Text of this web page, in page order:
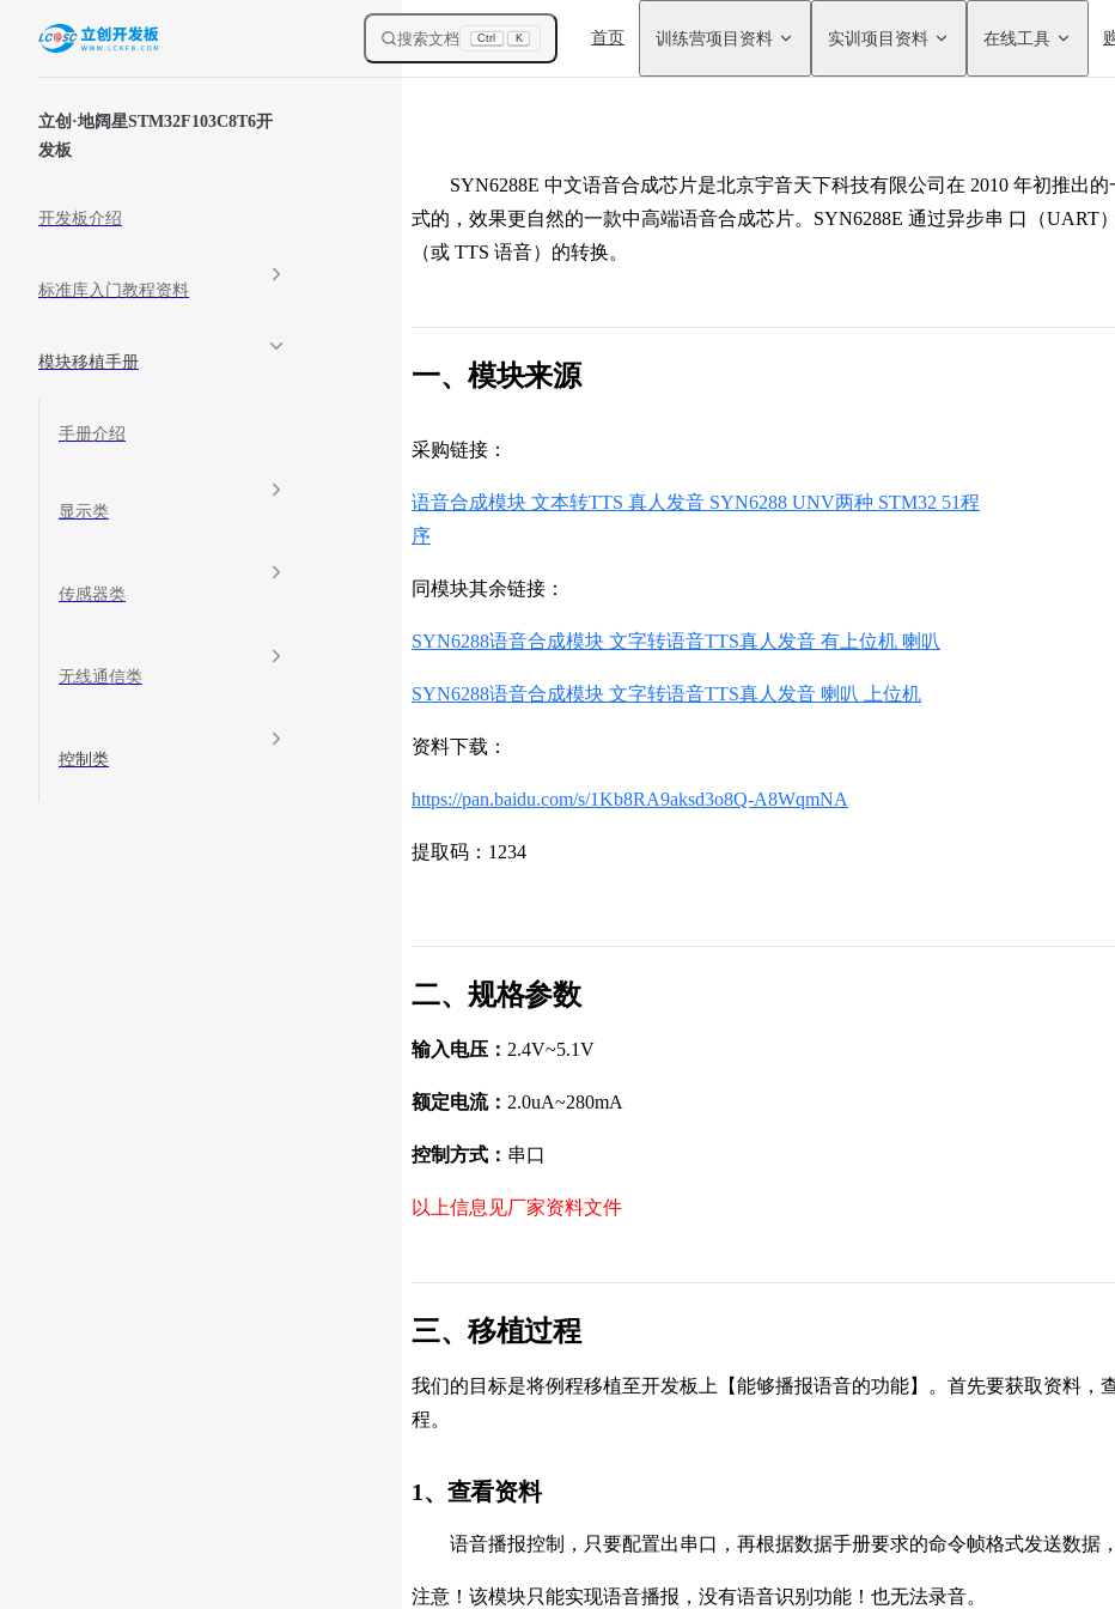
Skip to content 搜索文档 Ctrl K
Main Navigation
首页 训练营项目资料 实训项目资料 在线工具
立创·地阔星STM32F103C8T6开
发板
开发板介绍
标准库入门教程资料
模块移植手册
手册介绍
显示类
传感器类
无线通信类
控制类
SYN6288E 中文语音合成芯片是北京宇音天下科技有限公司在 2010 年初推出的
式的，效果更自然的一款中高端语音合成芯片。SYN6288E 通过异步串 口（
（或 TTS 语音）的转换。
一、模块来源
采购链接：
语音合成模块 文本转TTS 真人发音 SYN6288 UNV两种 STM32 51程
序
同模块其余链接：
SYN6288语音合成模块 文字转语音TTS真人发音 有上位机 喇叭
SYN6288语音合成模块 文字转语音TTS真人发音 喇叭 上位机
资料下载：
https://pan.baidu.com/s/1Kb8RA9aksd3o8Q-A8WqmNA
提取码：1234
二、规格参数
输入电压： 2.4V~5.1V
额定电流： 2.0uA~280mA
控制方式： 串口
以上信息见厂家资料文件
三、移植过程
我们的目标是将例程移植至开发板上【能够播报语音的功能】。首先要获取资料，
程。
1、查看资料
语音播报控制，只要配置出串口，再根据数据手册要求的命令帧格式发送数据，
注意！该模块只能实现语音播报，没有语音识别功能！也无法录音。